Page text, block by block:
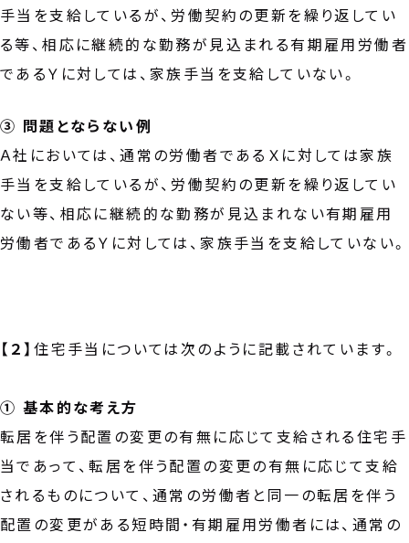
手当を支給しているが、労働契約の更新を繰り返してい
る等、相応に継続的な勤務が見込まれる有期雇用労働者
であるＹに対しては、家族手当を支給していない。
③ 問題とならない例
Ａ社においては、通常の労働者であるＸに対しては家族
手当を支給しているが、労働契約の更新を繰り返してい
ない等、相応に継続的な勤務が見込まれない有期雇用
労働者であるＹに対しては、家族手当を支給していない。
【２】住宅手当については次のように記載されています。
① 基本的な考え方
転居を伴う配置の変更の有無に応じて支給される住宅手
当であって、転居を伴う配置の変更の有無に応じて支給
されるものについて、通常の労働者と同一の転居を伴う
配置の変更がある短時間・有期雇用労働者には、通常の